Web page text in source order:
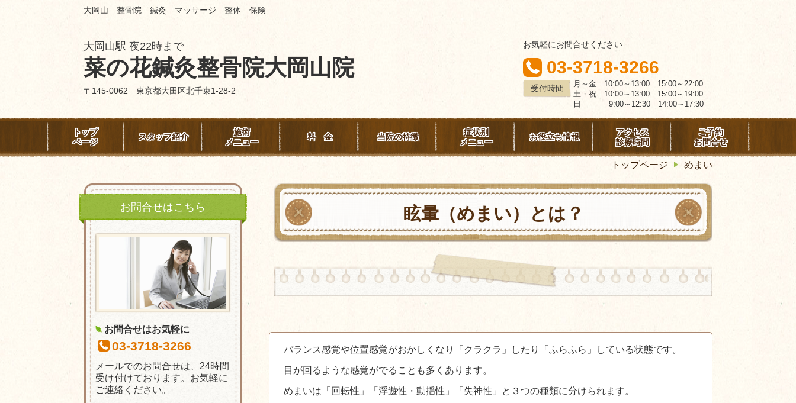
大岡山 整骨院 鍼灸 マッサージ 整体 保険
大岡山駅 夜22時まで
菜の花鍼灸整骨院大岡山院
〒145-0062 東京都大田区北千束1-28-2
お気軽にお問合せください
03-3718-3266
受付時間
月～金 10:00～13:00 15:00～22:00
土・祝 10:00～13:00 15:00～19:00
日 9:00～12:30 14:00～17:30
トップ
ページ
スタッフ紹介
施術
メニュー
料 金 当院の特徴
症状別
メニュー
お役立ち情報
アクセス
診療時間
ご予約
お問合せ
トップページ めまい
眩暈（めまい）とは？
バランス感覚や位置感覚がおかしくなり「クラクラ」したり「ふらふら」している状態です。
目が回るような感覚がでることも多くあります。
めまいは「回転性」「浮遊性・動揺性」「失神性」と３つの種類に分けられます。
お問合せはこちら
お問合せはお気軽に
03-3718-3266
メールでのお問合せは、24時間
受け付けております。お気軽に
ご連絡ください。